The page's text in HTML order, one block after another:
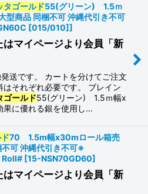
タゴールド55(グリーン) 1.5ｍ
型商品 同梱不可 沖縄代引き不可
[015/010]]
はマイページより会員「新
送です。 カートを分けてご注文
はそれぞれ必要です。 ブレイン
ゴールド55(グリーン) 1.5ｍ幅x
果に優れる銀を使用し…
70 1.5m幅x30mロール箱売
可 沖縄代引き不可※
Roll# [15-NSN70GD60]
はマイページより会員「新